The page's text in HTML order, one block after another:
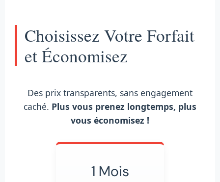
Choisissez Votre Forfait
et Économisez
Des prix transparents, sans engagement
caché. Plus vous prenez longtemps, plus
vous économisez !
1 Mois